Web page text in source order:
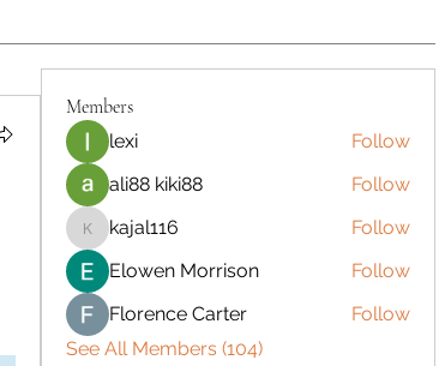
Members
lexi
Follow
ali88 kiki88
Follow
kajal116
kajal116
Follow
Elowen Morrison
Follow
Florence Carter
Follow
See All Members (104)